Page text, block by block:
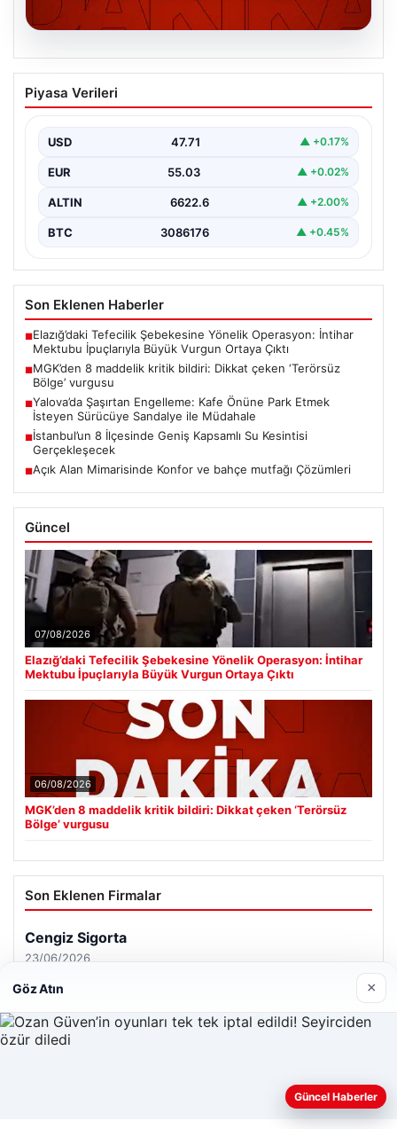
MGK’den 8 maddelik kritik bildiri: Dikkat
çeken ‘Terörsüz Bölge’ vurgusu
Piyasa Verileri
USD 47.71 ▲ +0.17%
EUR 55.03 ▲ +0.02%
ALTIN 6622.6 ▲ +2.00%
BTC 3086176 ▲ +0.45%
Son Eklenen Haberler
■Elazığ’daki Tefecilik Şebekesine Yönelik Operasyon: İntihar
Mektubu İpuçlarıyla Büyük Vurgun Ortaya Çıktı
■MGK’den 8 maddelik kritik bildiri: Dikkat çeken ‘Terörsüz
Bölge’ vurgusu
■Yalova’da Şaşırtan Engelleme: Kafe Önüne Park Etmek
İsteyen Sürücüye Sandalye ile Müdahale
■İstanbul’un 8 İlçesinde Geniş Kapsamlı Su Kesintisi
Gerçekleşecek
■Açık Alan Mimarisinde Konfor ve bahçe mutfağı Çözümleri
Güncel
07/08/2026
Elazığ’daki Tefecilik Şebekesine Yönelik Operasyon: İntihar
Mektubu İpuçlarıyla Büyük Vurgun Ortaya Çıktı
06/08/2026
MGK’den 8 maddelik kritik bildiri: Dikkat çeken ‘Terörsüz
Bölge’ vurgusu
Son Eklenen Firmalar
Cengiz Sigorta
23/06/2026
Web sitemizi nasıl kullandığınızı daha iyi anlayabilmek,
Göz Atın ×
Güncel Haberler